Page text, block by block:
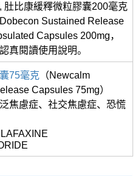
肚比康緩釋微粒膠囊200毫克
Sustained Release
Capsules 200mg，
真閱讀使用說明。
75毫克 （Newcalm
Capsules 75mg）
焦慮症、社交焦慮症、恐慌